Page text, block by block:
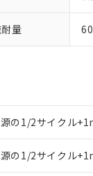
量
の1/2サイクル
の1/2サイクル
在庫状況お
正式な納期
す。
マイパーツ
ている必要
お客様が当
が、当社の
ル（DBP） 1000ppm
但し、RoHS指令で産
フタル酸エステル類の
※3 非含有証明
DBP(フタル酸ジブチル
「ｅ」：有害物質
「10」：通常の使
味します。
「－」：未確認で
当社は規制
当社は貴社
置等に一切
○ 一定数
白